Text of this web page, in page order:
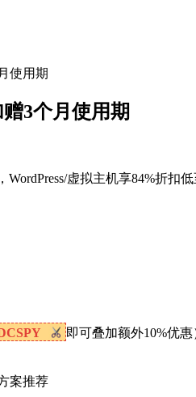
使用期
3个月使用期
虚拟主机享84%折扣
即可叠加额外10%优
案推荐